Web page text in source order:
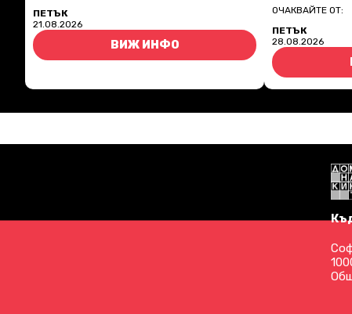
ПЕТЪК
21.08.2026
ВИЖ ИНФО
ОЧАКВАЙТЕ ОТ:
ПЕТЪК
28.08.2026